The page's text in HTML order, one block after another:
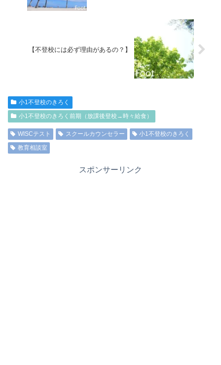
【不登校には必ず理由があるの？】
小1不登校のきろく
小1不登校のきろく前期（放課後登校→時々給食）
WISCテスト スクールカウンセラー
小1不登校のきろく
教育相談室
スポンサーリンク